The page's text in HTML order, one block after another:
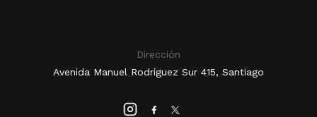
Dirección
Avenida Manuel Rodríguez Sur 415, Santiago